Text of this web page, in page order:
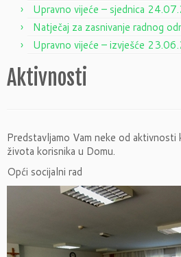
Upravno vijeće – sjednica
Natječaj za zasnivanje radnog
Upravno vijeće – izvješće
Aktivnosti
Predstavljamo Vam neke od
života korisnika u Domu.
Opći socijalni rad